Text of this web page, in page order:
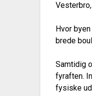
Hvor
brede
Samtidig
fyraften.
fysiske